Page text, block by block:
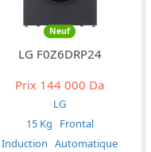
Neuf
LG F0Z6DRP24
Prix 144 000 Da
LG
15 Kg
Frontal
Induction Automatique